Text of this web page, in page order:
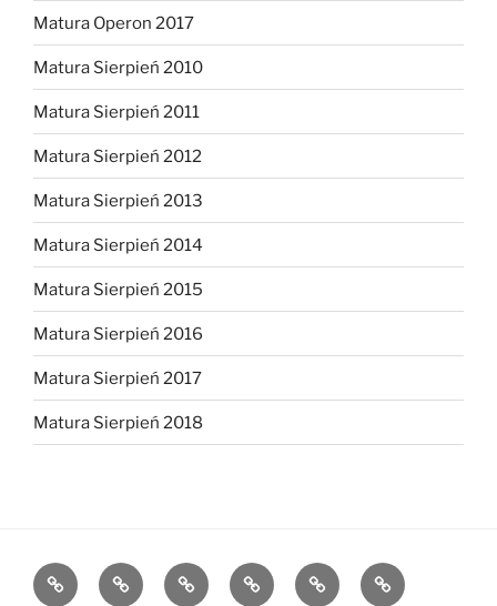
Matura Operon 2017
Matura Sierpień 2010
Matura Sierpień 2011
Matura Sierpień 2012
Matura Sierpień 2013
Matura Sierpień 2014
Matura Sierpień 2015
Matura Sierpień 2016
Matura Sierpień 2017
Matura Sierpień 2018
Strona Dlaczego
O
Opinie Kontakt Chce